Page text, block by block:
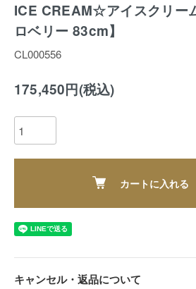
ICE CREAM☆アイスクリー
ロベリー 83cm】
CL000556
175,450円(税込)
カートに入れる
キャンセル・返品について